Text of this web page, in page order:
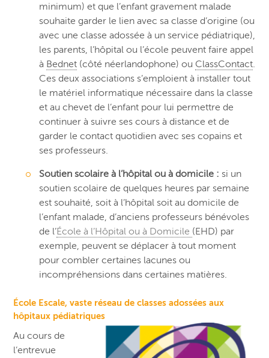
minimum) et que l’enfant gravement malade
souhaite garder le lien avec sa classe d’origine (ou
avec une classe adossée à un service pédiatrique),
les parents, l’hôpital ou l’école peuvent faire appel
à Bednet (côté néerlandophone) ou ClassContact.
Ces deux associations s’emploient à installer tout
le matériel informatique nécessaire dans la classe
et au chevet de l’enfant pour lui permettre de
continuer à suivre ses cours à distance et de
garder le contact quotidien avec ses copains et
ses professeurs.
Soutien scolaire à l’hôpital ou à domicile : si un
soutien scolaire de quelques heures par semaine
est souhaité, soit à l’hôpital soit au domicile de
l’enfant malade, d’anciens professeurs bénévoles
de l’École à l’Hôpital ou à Domicile (EHD) par
exemple, peuvent se déplacer à tout moment
pour combler certaines lacunes ou
incompréhensions dans certaines matières.
École Escale, vaste réseau de classes adossées aux
hôpitaux pédiatriques
Au cours de
l’entrevue